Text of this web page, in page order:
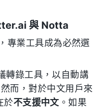
與 Notta
專業工具成為必然選
轉錄工具，以自動講
而，對於中文用戶來
於不支援中文。如果